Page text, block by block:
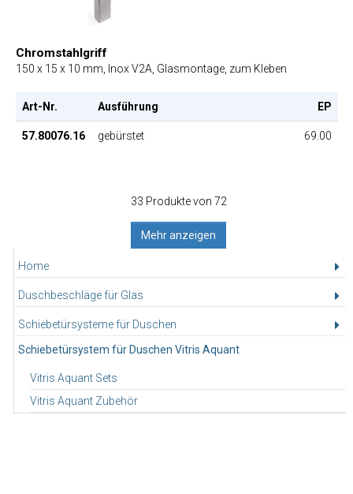
Home
Duschbeschläge für Glas
Schiebetürsysteme für Duschen
Schiebetürsystem für Duschen Vitris Aquant
Vitris Aquant Sets
Vitris Aquant Zubehör
Chromstahlgriff
150 x 15 x 10 mm, Inox V2A, Glasmontage, zum Kleben
Art-Nr. Ausführung EP
57.80076.16 gebürstet 69.00
33 Produkte von 72
Mehr anzeigen